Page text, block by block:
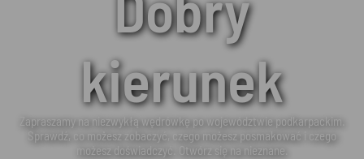
kierunek
Zapraszamy na niezwykłą wędrówkę po województwie podkarpackim.
Sprawdź, co możesz zobaczyć, czego możesz posmakować i czego
możesz doświadczyć. Otwórz się na nieznane.